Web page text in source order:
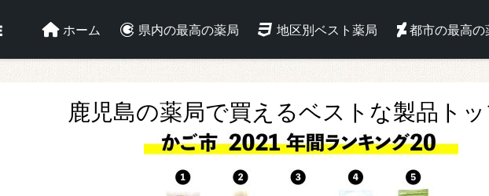
ホーム 県内の最高の薬局 地区別ベスト薬局 都市の最高の
鹿児島の薬局で買えるベストな製品ト